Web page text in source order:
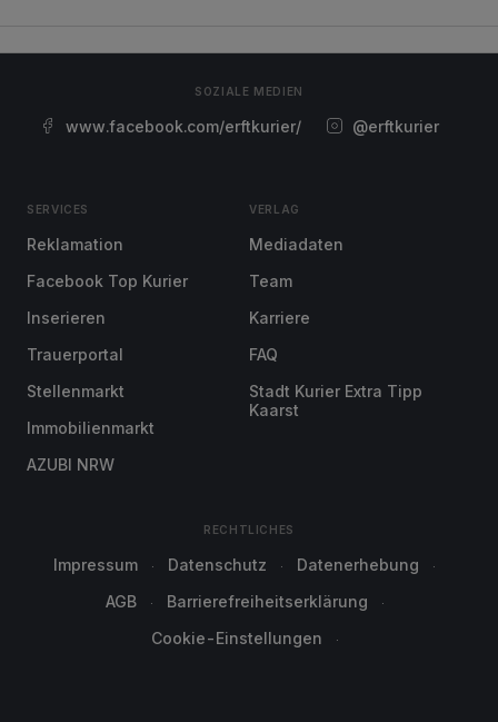
SOZIALE MEDIEN
www.facebook.com/erftkurier/ @erftkurier
SERVICES
Reklamation
Facebook Top Kurier
Inserieren
Trauerportal
Stellenmarkt
Immobilienmarkt
AZUBI NRW
VERLAG
Mediadaten
Team
Karriere
FAQ
Stadt Kurier Extra Tipp
Kaarst
RECHTLICHES
Impressum Datenschutz
Datenerhebung
AGB
Barrierefreiheitserklärung
Cookie-Einstellungen